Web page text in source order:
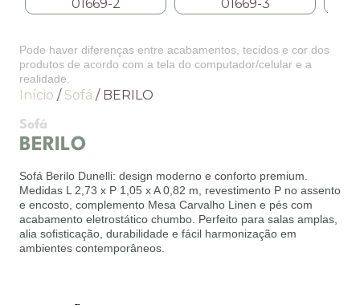
Pode haver diferenças entre acabamentos, tecidos e cor dos
produtos de acordo com a tela do computador/celular e a
realidade.
Início / Sofá / BERILO
Sofá
BERILO
Sofá Berilo Dunelli: design moderno e conforto premium.
Medidas L 2,73 x P 1,05 x A 0,82 m, revestimento P no assento
e encosto, complemento Mesa Carvalho Linen e pés com
acabamento eletrostático chumbo. Perfeito para salas amplas,
alia sofisticação, durabilidade e fácil harmonização em
ambientes contemporâneos.